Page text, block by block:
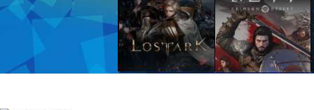
디아블로 IV
바로가기
아이온 II
바로가기